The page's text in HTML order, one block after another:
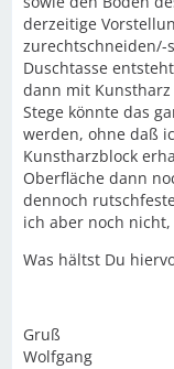
derzeitige
zurechtschneiden/-
Duschtasse
dann mit
Stege könnte das
werden, ohne daß
Kunstharzblock
Oberfläche dann
dennoch
ich aber noch
Was hältst Du
Gruß
Wolfgang